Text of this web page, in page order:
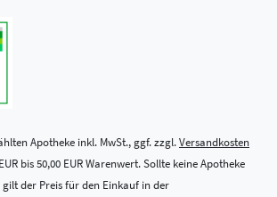
Apotheke inkl. MwSt., ggf. zzgl.Versandkosten
bis 50,00 EUR Warenwert. Sollte keine Apotheke
der Preis für den Einkauf in der